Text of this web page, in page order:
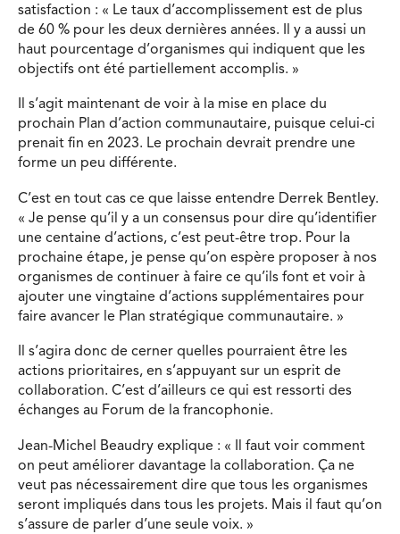
satisfaction : « Le taux d’accomplissement est de plus
de 60 % pour les deux dernières années. Il y a aussi un
haut pourcentage d’organismes qui indiquent que les
objectifs ont été partiellement accomplis. »
Il s’agit maintenant de voir à la mise en place du
prochain Plan d’action communautaire, puisque celui-ci
prenait fin en 2023. Le prochain devrait prendre une
forme un peu différente.
C’est en tout cas ce que laisse entendre Derrek Bentley.
« Je pense qu’il y a un consensus pour dire qu’identifier
une centaine d’actions, c’est peut-être trop. Pour la
prochaine étape, je pense qu’on espère proposer à nos
organismes de continuer à faire ce qu’ils font et voir à
ajouter une vingtaine d’actions supplémentaires pour
faire avancer le Plan stratégique communautaire. »
Il s’agira donc de cerner quelles pourraient être les
actions prioritaires, en s’appuyant sur un esprit de
collaboration. C’est d’ailleurs ce qui est ressorti des
échanges au Forum de la francophonie.
Jean-Michel Beaudry explique : « Il faut voir comment
on peut améliorer davantage la collaboration. Ça ne
veut pas nécessairement dire que tous les organismes
seront impliqués dans tous les projets. Mais il faut qu’on
s’assure de parler d’une seule voix. »